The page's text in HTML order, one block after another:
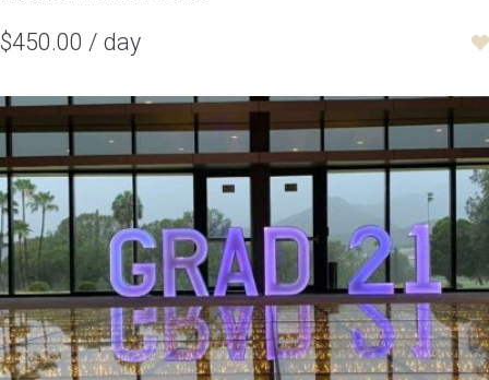
$450.00 / day